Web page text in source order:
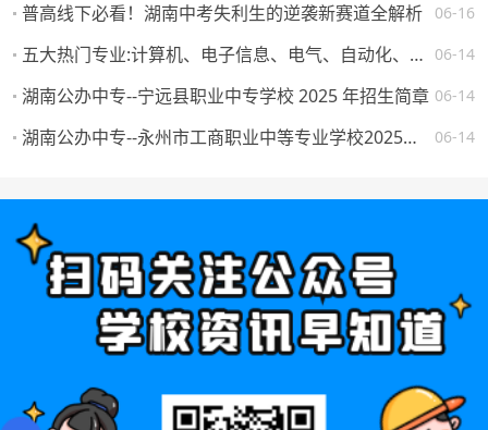
06-16
普高线下必看！湖南中考失利生的逆袭新赛道全解析
06-14
五大热门专业:计算机、电子信息、电气、自动化、机械。学校怎么选，将来就业如何？
06-14
湖南公办中专--宁远县职业中专学校 2025 年招生简章
06-14
湖南公办中专--永州市工商职业中等专业学校2025年一年级新生填报志愿须知